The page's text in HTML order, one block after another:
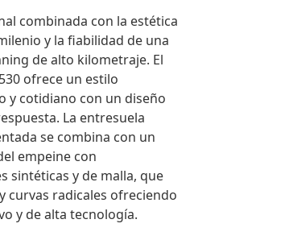
combinada con la estética
y la fiabilidad de una
de alto kilometraje. El
ofrece un estilo
y cotidiano con un diseño
La entresuela
se combina con un
empeine con
sintéticas y de malla, que
curvas radicales ofreciendo
y de alta tecnología.